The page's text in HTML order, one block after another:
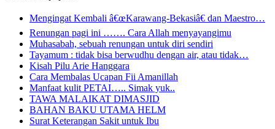
Mengingat Kembali â€œKarawang-Bekasiâ€ dan Maestro…
Renungan pagi ini ……. Cara Allah menyayangimu
Muhasabah, sebuah renungan untuk diri sendiri
Tayamum : tidak bisa berwudhu dengan air, atau tidak…
Kisah Pilu Arie Hanggara
Cara Membalas Ucapan Fii Amanillah
Manfaat kulit PETAI….. Simak yuk..
TAWA MALAIKAT DIMASJID
BAHAN BAKU UTAMA HELM
Surat Keterangan Sakit untuk Ibu